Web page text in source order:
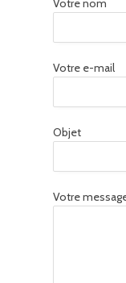
Votre nom
Votre e-mail
Objet
Votre